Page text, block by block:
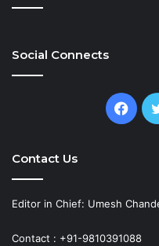
Social Connects
Contact Us
Editor in Chief: Umesh
Contact : +91-9810391088